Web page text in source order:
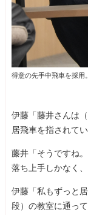
得意の先手中飛車を採用
伊藤「藤井さんは
居飛車を指されて
藤井「そうですね
落ち上手しかなく
伊藤「私もずっと
段）の教室に通っ